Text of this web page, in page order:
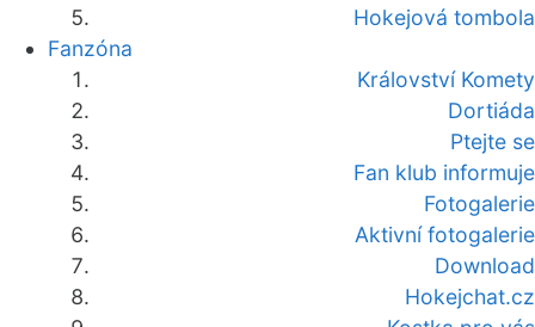
Hokejová tombola
Fanzóna
Království Komety
Dortiáda
Ptejte se
Fan klub informuje
Fotogalerie
Aktivní fotogalerie
Download
Hokejchat.cz